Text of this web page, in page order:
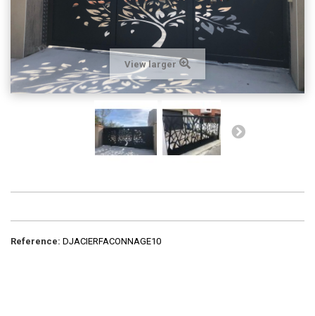
View larger
Reference: DJACIERFACONNAGE10